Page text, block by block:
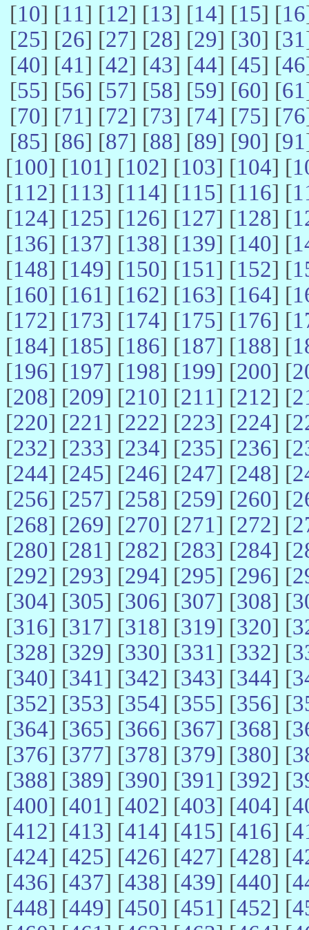
[10] [11] [12] [13] [14] [15] [16
[25] [26] [27] [28] [29] [30] [31
[40] [41] [42] [43] [44] [45] [46
[55] [56] [57] [58] [59] [60] [61
[70] [71] [72] [73] [74] [75] [76
[85] [86] [87] [88] [89] [90] [91
[100] [101] [102] [103] [104] [
[112] [113] [114] [115] [116] [
[124] [125] [126] [127] [128] [
[136] [137] [138] [139] [140] [
[148] [149] [150] [151] [152] [
[160] [161] [162] [163] [164] [
[172] [173] [174] [175] [176] [
[184] [185] [186] [187] [188] [
[196] [197] [198] [199] [200] [
[208] [209] [210] [211] [212] [
[220] [221] [222] [223] [224] [
[232] [233] [234] [235] [236] [
[244] [245] [246] [247] [248] [
[256] [257] [258] [259] [260] [
[268] [269] [270] [271] [272] [
[280] [281] [282] [283] [284] [
[292] [293] [294] [295] [296] [
[304] [305] [306] [307] [308] [
[316] [317] [318] [319] [320] [
[328] [329] [330] [331] [332] [
[340] [341] [342] [343] [344] [
[352] [353] [354] [355] [356] [
[364] [365] [366] [367] [368] [
[376] [377] [378] [379] [380] [
[388] [389] [390] [391] [392] [
[400] [401] [402] [403] [404] [
[412] [413] [414] [415] [416] [
[424] [425] [426] [427] [428] [
[436] [437] [438] [439] [440] [
[448] [449] [450] [451] [452] [